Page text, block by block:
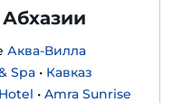
Аква-Вилла
Spa • Кавказ
• Amra Sunrise